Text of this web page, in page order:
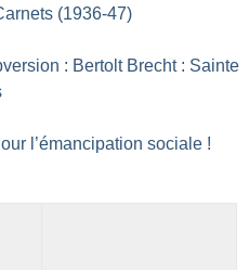
(1936-47)
: Bertolt Brecht : Sainte
l’émancipation sociale !